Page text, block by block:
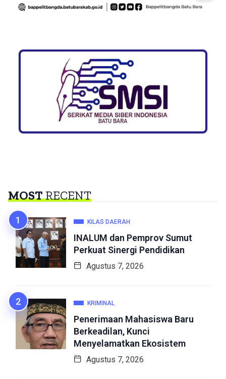
MOSTRECENT
KILAS DAERAH
INALUM dan Pemprov Sumut
Perkuat Sinergi Pendidikan
Agustus 7, 2026
KRIMINAL
Penerimaan Mahasiswa Baru
Berkeadilan, Kunci
Menyelamatkan Ekosistem
Agustus 7, 2026